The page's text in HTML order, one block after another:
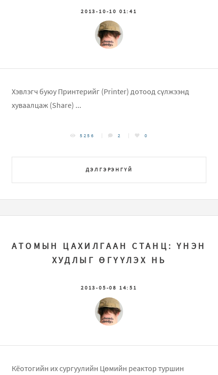
2013-10-10 01:41
Хэвлэгч буюу Принтерийг (Printer) дотоод сүлжээнд
хуваалцаж (Share) ...
ДЭЛГЭРЭНГҮЙ
5256 2 0
АТОМЫН ЦАХИЛГААН СТАНЦ: ҮНЭН
ХУДЛЫГ ӨГҮҮЛЭХ НЬ
2013-05-08 14:51
Кёотогийн их сургуулийн Цөмийн реактор туршин